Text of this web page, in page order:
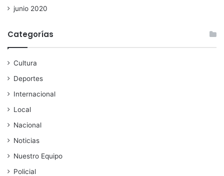
junio 2020
Categorías
Cultura
Deportes
Internacional
Local
Nacional
Noticias
Nuestro Equipo
Policial